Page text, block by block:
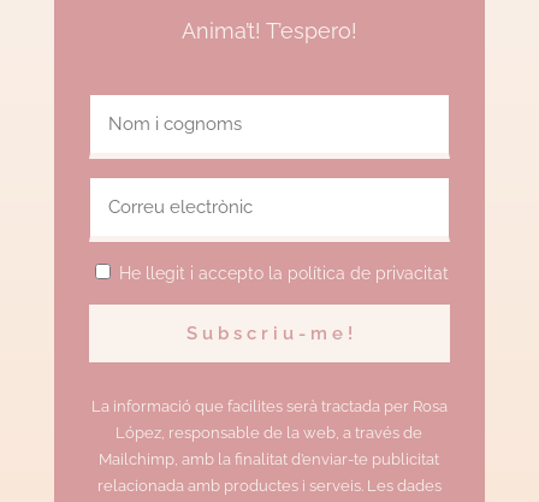
Anima’t! T’espero!
He llegit i accepto la política de privacitat
La informació que facilites serà tractada per Rosa
López, responsable de la web, a través de
Mailchimp, amb la finalitat d’enviar-te publicitat
relacionada amb productes i serveis. Les dades